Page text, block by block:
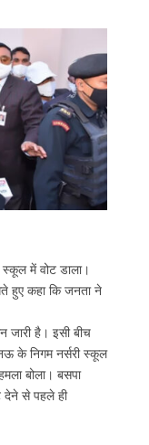
स्कूल में वोट डाला।
हुए कहा कि जनता ने
जारी है। इसी बीच
के निगम नर्सरी स्कूल
बोला। बसपा
देने से पहले ही